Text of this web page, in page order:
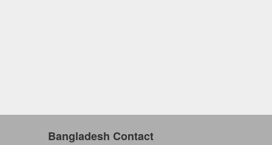
Bangladesh Contact